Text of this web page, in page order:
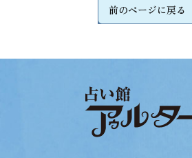
前のページに戻る